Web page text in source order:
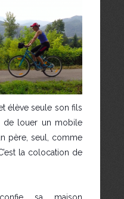
élève seule son fils
de louer un mobile
père, seul, comme
la colocation de